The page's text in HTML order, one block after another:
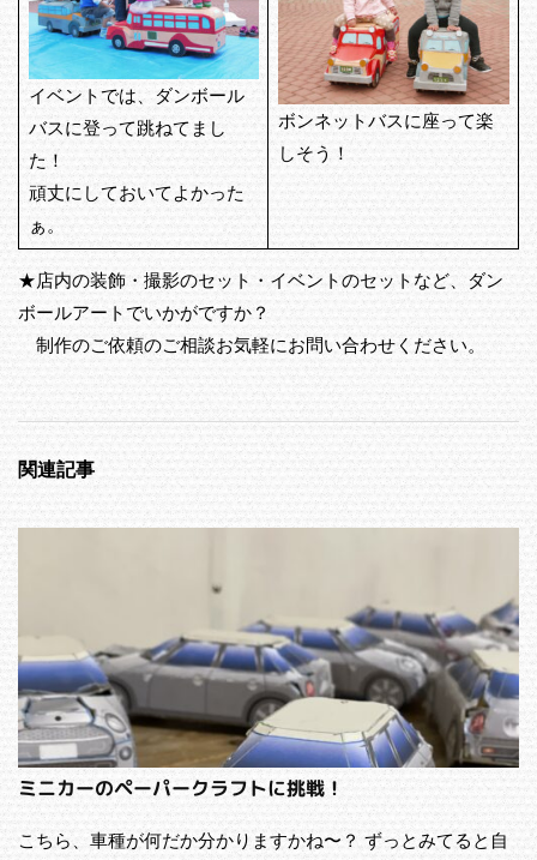
イベントでは、ダンボール
バスに登って跳ねてまし
た！
頑丈にしておいてよかった
ぁ。
ボンネットバスに座って楽
しそう！
★店内の装飾・撮影のセット・イベントのセットなど、ダン
ボールアートでいかがですか？
制作のご依頼のご相談お気軽にお問い合わせください。
関連記事
ミニカーのペーパークラフトに挑戦！
こちら、車種が何だか分かりますかね〜？ ずっとみてると自